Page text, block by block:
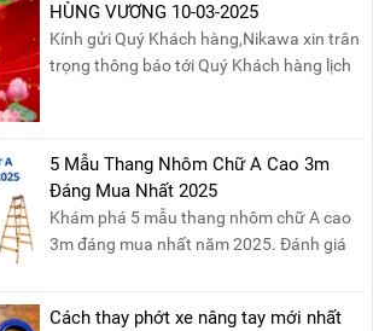
HÙNG VƯƠNG 10-03-2025
Kính gửi Quý Khách hàng,Nikawa xin trân
trọng thông báo tới Quý Khách hàng lịch
07/04/2025, nhằm ngày Giỗ Tổ Hùng
Vương – dịp để tưởng nhớ công ơn dựng
nước của các Vua Hùng....
5 Mẫu Thang Nhôm Chữ A Cao 3m
Đáng Mua Nhất 2025
Khám phá 5 mẫu thang nhôm chữ A cao
3m đáng mua nhất năm 2025. Đánh giá
sản phẩm phù hợp!
Cách thay phớt xe nâng tay mới nhất